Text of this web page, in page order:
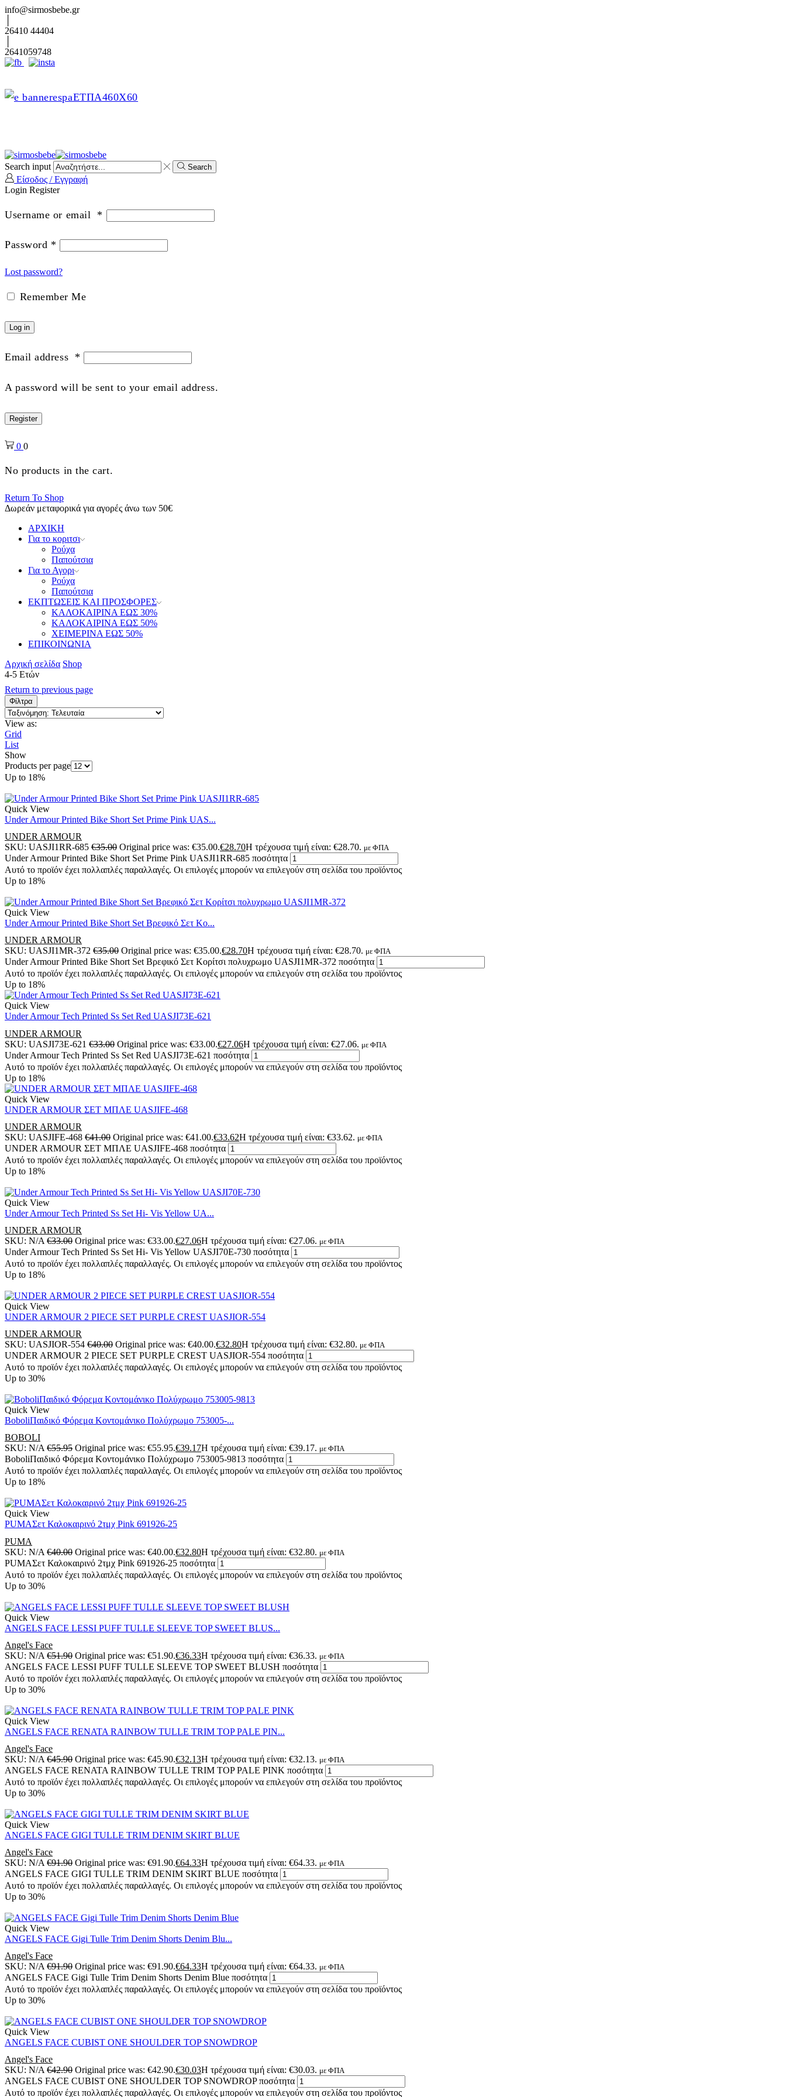
info@sirmosbebe.gr
26410 44404
2641059748
Search input Search
Είσοδος / Εγγραφή
Login Register
Username or email *
Password *
Lost password?
Remember Me
Log in
Email address *
A password will be sent to your email address.
Register
0 0
No products in the cart.
Return To Shop
Δωρεάν μεταφορικά για αγορές άνω των 50€
ΑΡΧΙΚΗ
Για το κοριτσι
Ρούχα
Παπούτσια
Για το Αγορι
Ρούχα
Παπούτσια
ΕΚΠΤΩΣΕΙΣ ΚΑΙ ΠΡΟΣΦΟΡΕΣ
ΚΑΛΟΚΑΙΡΙΝΑ ΕΩΣ 30%
ΚΑΛΟΚΑΙΡΙΝΑ ΕΩΣ 50%
ΧΕΙΜΕΡΙΝΑ ΕΩΣ 50%
ΕΠΙΚΟΙΝΩΝΙΑ
Αρχική σελίδα Shop
4-5 Ετών
Return to previous page
Φίλτρα
View as:
Grid
List
Show
Products per page
Up to 18%
Quick View
Under Armour Printed Bike Short Set Prime Pink UAS...
UNDER ARMOUR
SKU: UASJI1RR-685 €35.00 Original price was: €35.00.€28.70Η τρέχουσα τιμή είναι: €28.70. με ΦΠΑ
Under Armour Printed Bike Short Set Prime Pink UASJI1RR-685 ποσότητα
Αυτό το προϊόν έχει πολλαπλές παραλλαγές. Οι επιλογές μπορούν να επιλεγούν στη σελίδα του προϊόντος
Up to 18%
Quick View
Under Armour Printed Bike Short Set Βρεφικό Σετ Κο...
UNDER ARMOUR
SKU: UASJI1MR-372 €35.00 Original price was: €35.00.€28.70Η τρέχουσα τιμή είναι: €28.70. με ΦΠΑ
Under Armour Printed Bike Short Set Βρεφικό Σετ Κορίτσι πολυχρωμο UASJI1MR-372 ποσότητα
Αυτό το προϊόν έχει πολλαπλές παραλλαγές. Οι επιλογές μπορούν να επιλεγούν στη σελίδα του προϊόντος
Up to 18%
Quick View
Under Armour Tech Printed Ss Set Red UASJI73E-621
UNDER ARMOUR
SKU: UASJI73E-621 €33.00 Original price was: €33.00.€27.06Η τρέχουσα τιμή είναι: €27.06. με ΦΠΑ
Under Armour Tech Printed Ss Set Red UASJI73E-621 ποσότητα
Αυτό το προϊόν έχει πολλαπλές παραλλαγές. Οι επιλογές μπορούν να επιλεγούν στη σελίδα του προϊόντος
Up to 18%
Quick View
UNDER ARMOUR ΣΕΤ ΜΠΛΕ UASJIFE-468
UNDER ARMOUR
SKU: UASJIFE-468 €41.00 Original price was: €41.00.€33.62Η τρέχουσα τιμή είναι: €33.62. με ΦΠΑ
UNDER ARMOUR ΣΕΤ ΜΠΛΕ UASJIFE-468 ποσότητα
Αυτό το προϊόν έχει πολλαπλές παραλλαγές. Οι επιλογές μπορούν να επιλεγούν στη σελίδα του προϊόντος
Up to 18%
Quick View
Under Armour Tech Printed Ss Set Hi- Vis Yellow UA...
UNDER ARMOUR
SKU: N/A €33.00 Original price was: €33.00.€27.06Η τρέχουσα τιμή είναι: €27.06. με ΦΠΑ
Under Armour Tech Printed Ss Set Hi- Vis Yellow UASJI70E-730 ποσότητα
Αυτό το προϊόν έχει πολλαπλές παραλλαγές. Οι επιλογές μπορούν να επιλεγούν στη σελίδα του προϊόντος
Up to 18%
Quick View
UNDER ARMOUR 2 PIECE SET PURPLE CREST UASJIOR-554
UNDER ARMOUR
SKU: UASJIOR-554 €40.00 Original price was: €40.00.€32.80Η τρέχουσα τιμή είναι: €32.80. με ΦΠΑ
UNDER ARMOUR 2 PIECE SET PURPLE CREST UASJIOR-554 ποσότητα
Αυτό το προϊόν έχει πολλαπλές παραλλαγές. Οι επιλογές μπορούν να επιλεγούν στη σελίδα του προϊόντος
Up to 30%
Quick View
BoboliΠαιδικό Φόρεμα Κοντομάνικο Πολύχρωμο 753005-...
BOBOLI
SKU: N/A €55.95 Original price was: €55.95.€39.17Η τρέχουσα τιμή είναι: €39.17. με ΦΠΑ
BoboliΠαιδικό Φόρεμα Κοντομάνικο Πολύχρωμο 753005-9813 ποσότητα
Αυτό το προϊόν έχει πολλαπλές παραλλαγές. Οι επιλογές μπορούν να επιλεγούν στη σελίδα του προϊόντος
Up to 18%
Quick View
PUMAΣετ Καλοκαιρινό 2τμχ Pink 691926-25
PUMA
SKU: N/A €40.00 Original price was: €40.00.€32.80Η τρέχουσα τιμή είναι: €32.80. με ΦΠΑ
PUMAΣετ Καλοκαιρινό 2τμχ Pink 691926-25 ποσότητα
Αυτό το προϊόν έχει πολλαπλές παραλλαγές. Οι επιλογές μπορούν να επιλεγούν στη σελίδα του προϊόντος
Up to 30%
Quick View
ANGELS FACE LESSI PUFF TULLE SLEEVE TOP SWEET BLUS...
Angel's Face
SKU: N/A €51.90 Original price was: €51.90.€36.33Η τρέχουσα τιμή είναι: €36.33. με ΦΠΑ
ANGELS FACE LESSI PUFF TULLE SLEEVE TOP SWEET BLUSH ποσότητα
Αυτό το προϊόν έχει πολλαπλές παραλλαγές. Οι επιλογές μπορούν να επιλεγούν στη σελίδα του προϊόντος
Up to 30%
Quick View
ANGELS FACE RENATA RAINBOW TULLE TRIM TOP PALE PIN...
Angel's Face
SKU: N/A €45.90 Original price was: €45.90.€32.13Η τρέχουσα τιμή είναι: €32.13. με ΦΠΑ
ANGELS FACE RENATA RAINBOW TULLE TRIM TOP PALE PINK ποσότητα
Αυτό το προϊόν έχει πολλαπλές παραλλαγές. Οι επιλογές μπορούν να επιλεγούν στη σελίδα του προϊόντος
Up to 30%
Quick View
ANGELS FACE GIGI TULLE TRIM DENIM SKIRT BLUE
Angel's Face
SKU: N/A €91.90 Original price was: €91.90.€64.33Η τρέχουσα τιμή είναι: €64.33. με ΦΠΑ
ANGELS FACE GIGI TULLE TRIM DENIM SKIRT BLUE ποσότητα
Αυτό το προϊόν έχει πολλαπλές παραλλαγές. Οι επιλογές μπορούν να επιλεγούν στη σελίδα του προϊόντος
Up to 30%
Quick View
ANGELS FACE Gigi Tulle Trim Denim Shorts Denim Blu...
Angel's Face
SKU: N/A €91.90 Original price was: €91.90.€64.33Η τρέχουσα τιμή είναι: €64.33. με ΦΠΑ
ANGELS FACE Gigi Tulle Trim Denim Shorts Denim Blue ποσότητα
Αυτό το προϊόν έχει πολλαπλές παραλλαγές. Οι επιλογές μπορούν να επιλεγούν στη σελίδα του προϊόντος
Up to 30%
Quick View
ANGELS FACE CUBIST ONE SHOULDER TOP SNOWDROP
Angel's Face
SKU: N/A €42.90 Original price was: €42.90.€30.03Η τρέχουσα τιμή είναι: €30.03. με ΦΠΑ
ANGELS FACE CUBIST ONE SHOULDER TOP SNOWDROP ποσότητα
Αυτό το προϊόν έχει πολλαπλές παραλλαγές. Οι επιλογές μπορούν να επιλεγούν στη σελίδα του προϊόντος